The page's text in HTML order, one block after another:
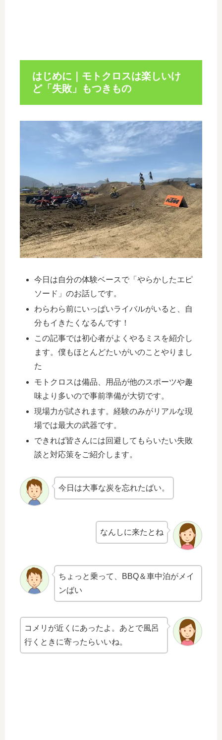
はじめに｜モトクロスは楽しいけ
ど「失敗」もつきもの
今日は自分の体験ベースで「やらかしたエピ
ソード」のお話しです。
わらわら前にいっぱいライバルがいると、自
分もイきたくなるんです！
この記事では初心者がよくやるミスを紹介し
ます。僕もほとんどたいがいのことやりまし
た
モトクロスは備品、用品が他のスポーツや趣
味より多いので事前準備が大切です。
現場力が試されます。経験のみがリアルな現
場では最大の武器です。
できれば皆さんには回避してもらいたい失敗
談と対応策をご紹介します。
今日は大事な炭を忘れたばい。
なんしに来たとね
ちょっと乗って、BBQ＆車中泊がメイ
ンばい
コメリが近くにあったよ。あとで風呂
行くときに寄ったらいいね。